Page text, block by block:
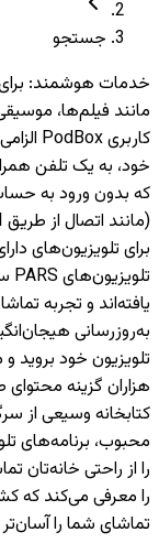
جستجو
خدمات هوشمند:
مانند فیلم‌ها،
خود، به یک تلفن
که بدون ورود به
برای تلویزیون‌های
یافته‌اند و تجربه
به‌روزرسانی
تلویزیون خود بروید
هزاران گزینه
کتابخانه وسیعی از
محبوب، برنامه‌های
را از راحتی خانه‌تان
را معرفی می‌کند که
تماشای شما را